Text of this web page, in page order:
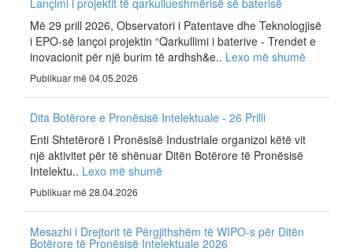
Lançimi i projektit të qarkullueshmërisë së baterisë
Më 29 prill 2026, Observatori i Patentave dhe Teknologjisë
i EPO-së lançoi projektin “Qarkullimi i baterive - Trendet e
inovacionit për një burim të ardhsh&e.. Lexo më shumë
Publikuar më 04.05.2026
Dita Botërore e Pronësisë Intelektuale - 26 Prilli
Enti Shtetërorë i Pronësisë Industriale organizoi këtë vit
një aktivitet për të shënuar Ditën Botërore të Pronësisë
Intelektu.. Lexo më shumë
Publikuar më 28.04.2026
Mesazhi i Drejtorit të Përgjithshëm të WIPO-s për Ditën
Botërore të Pronësisë Intelektuale 2026